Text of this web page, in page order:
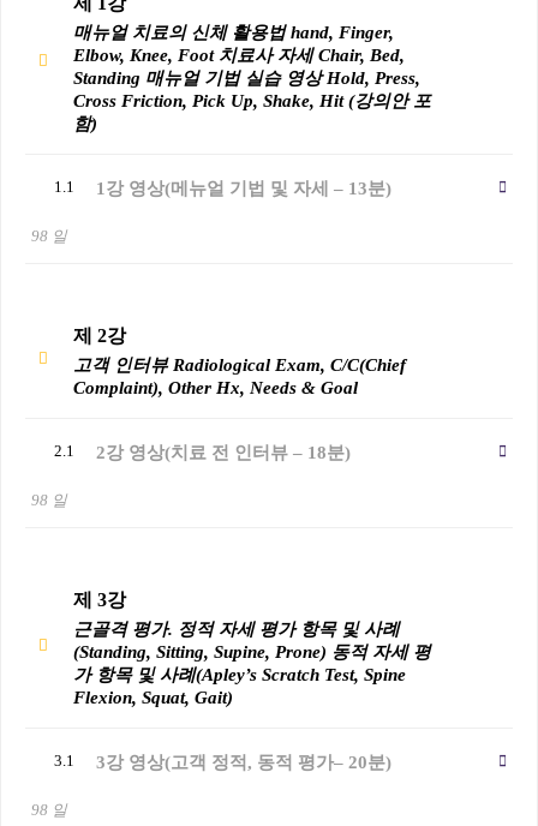
매뉴얼 치료의 신체 활용법 hand, Finger,
Elbow, Knee, Foot 치료사 자세 Chair, Bed,
Standing 매뉴얼 기법 실습 영상 Hold, Press,
Cross Friction, Pick Up, Shake, Hit (강의안 포
함)
1.1 1강 영상(메뉴얼 기법 및 자세 – 13분)
98 일
제 2강
고객 인터뷰 Radiological Exam, C/C(Chief
Complaint), Other Hx, Needs & Goal
2.1 2강 영상(치료 전 인터뷰 – 18분)
98 일
제 3강
근골격 평가. 정적 자세 평가 항목 및 사례
(Standing, Sitting, Supine, Prone) 동적 자세 평
가 항목 및 사례(Apley’s Scratch Test, Spine
Flexion, Squat, Gait)
3.1 3강 영상(고객 정적, 동적 평가– 20분)
98 일